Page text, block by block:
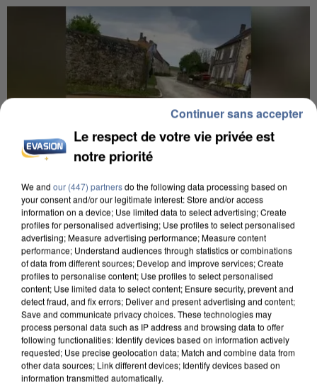
UNE TOURISTE DE L’OISE EMPORTÉE PAR UNE
COULÉE DE BOUE EN HAUTE-SAVOIE
Le respect de votre vie privée est
notre priorité
We and our (447) partnersdo the following data processing based on
your consent and/or our legitimate interest: Store and/or access
information on a device; Use limited data to select advertising; Create
profiles for personalised advertising; Use profiles to select personalised
advertising; Measure advertising performance; Measure content
performance; Understand audiences through statistics or combinations
of data from different sources; Develop and improve services; Create
profiles to personalise content; Use profiles to select personalised
content; Use limited data to select content; Ensure security, prevent and
detect fraud, and fix errors; Deliver and present advertising and content;
Save and communicate privacy choices. These technologies may
process personal data such as IP address and browsing data to offer
following functionalities: Identify devices based on information actively
requested; Use precise geolocation data; Match and combine data from
other data sources; Link different devices; Identify devices based on
information transmitted automatically.
Continuer sans accepter